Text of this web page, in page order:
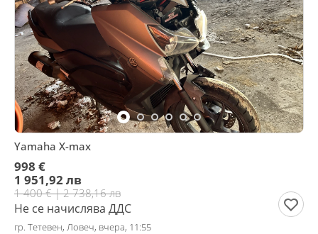
Yamaha X-max
998 €
1 951,92 лв
1 400 € | 2 738,16 лв
Не се начислява ДДС
гр. Тетевен, Ловеч, вчера, 11:55